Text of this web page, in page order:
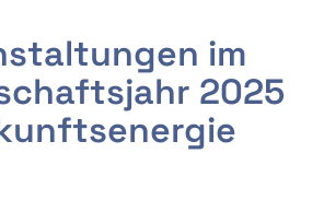
im
2025